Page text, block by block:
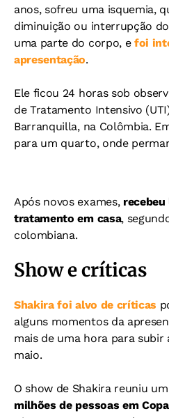
anos, sofreu uma isquemia,
diminuição ou interrupção
uma parte do corpo, e foi
apresentação.
Ele ficou 24 horas sob
de Tratamento Intensivo
Barranquilla, na Colômbia.
para um quarto, onde
Após novos exames,
tratamento em casa,
colombiana.
Show e críticas
Shakira foi alvo de críticas
alguns momentos da
mais de uma hora para subir
maio.
O show de Shakira reuniu um
milhões de pessoas em